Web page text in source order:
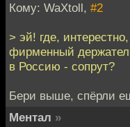
Кому: WaXtoll, #2
> эй! где,
фирменный
в Россию - сопрут?
Бери выше, спёрли
Ментал »